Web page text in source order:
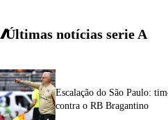
Últimas notícias serie A
Escalação do São Paulo:
contra o RB Bragantino